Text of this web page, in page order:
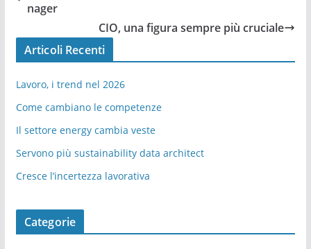
nager
CIO, una figura sempre più cruciale
Articoli Recenti
Lavoro, i trend nel 2026
Come cambiano le competenze
Il settore energy cambia veste
Servono più sustainability data architect
Cresce l’incertezza lavorativa
Categorie